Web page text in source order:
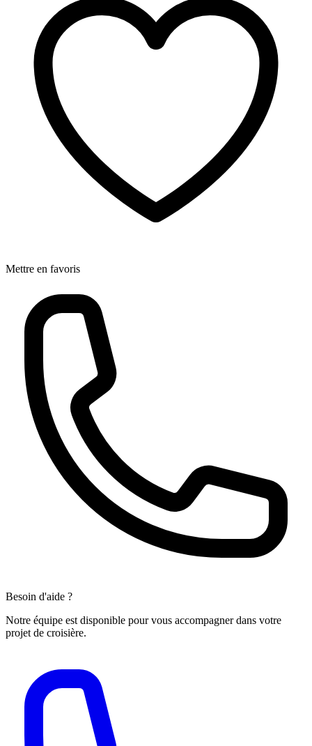
Mettre en favoris
Besoin d'aide ?
Notre équipe est disponible pour vous accompagner dans votre
projet de croisière.